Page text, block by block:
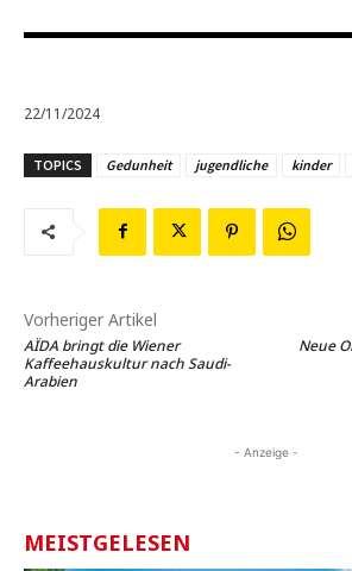
22/11/2024
TOPICS Gedunheit jugendliche kinder
Vorheriger Artikel
AÏDA bringt die Wiener
Kaffeehauskultur nach Saudi-
Arabien
Neue
- Anzeige -
MEISTGELESEN